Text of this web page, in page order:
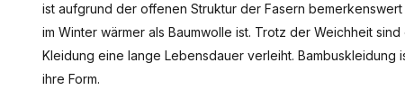
ist aufgrund der offenen Struktur der Fasern
im Winter wärmer als Baumwolle ist. Trotz der Weichheit
Kleidung eine lange Lebensdauer verleiht. Bambuskleidung
ihre Form.